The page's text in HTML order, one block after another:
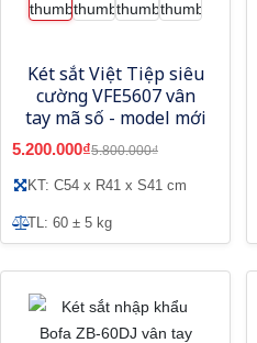
Két sắt Việt Tiệp siêu
cường VFE5607 vân
tay mã số - model mới
5.200.000₫5.800.000₫
KT: C54 x R41 x S41 cm
TL: 60 ± 5 kg